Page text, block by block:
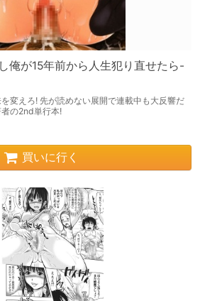
俺が15年前から人生犯り直せたら-
変えろ! 先が読めない展開で連載中も大反響だ
の2nd単行本!
買いに行く